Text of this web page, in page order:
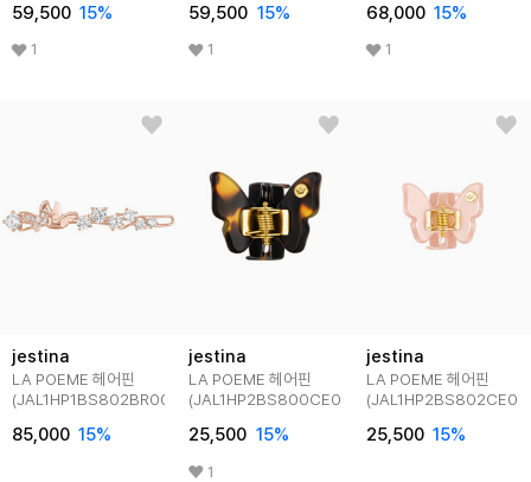
59,500 15%
1
59,500 15%
1
68,000 15%
1
jestina
LA POEME 헤어핀
(JAL1HP1BS802BR000)
85,000 15%
jestina
LA POEME 헤어핀
(JAL1HP2BS800CE000)
25,500 15%
1
jestina
LA POEME 헤어핀
25,500 15%